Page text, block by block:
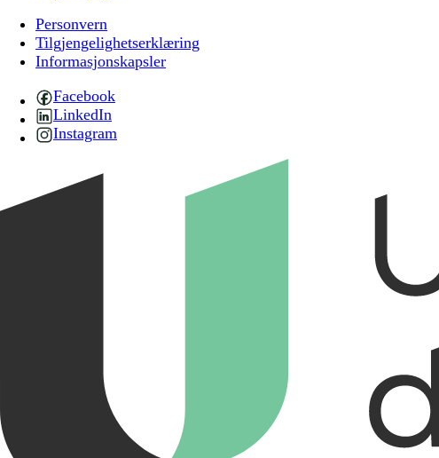
Personvern
Tilgjengelighetserklæring
Informasjonskapsler
Facebook
LinkedIn
Instagram